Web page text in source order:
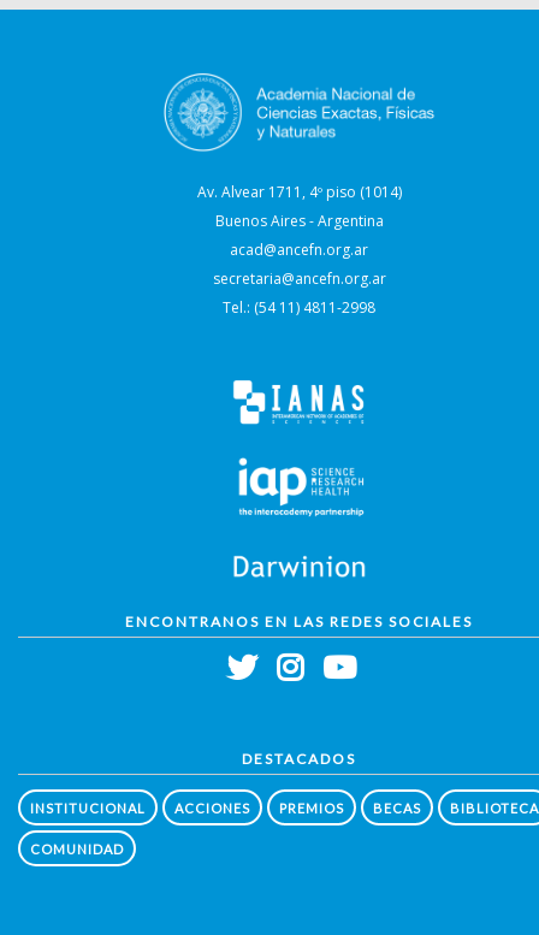
Av. Alvear 1711, 4º piso (1014)
Buenos Aires - Argentina
acad@ancefn.org.ar
secretaria@ancefn.org.ar
Tel.: (54 11) 4811-2998
ENCONTRANOS EN LAS REDES SOCIALES
DESTACADOS
INSTITUCIONAL ACCIONES PREMIOS BECAS BIBLIOTECA
COMUNIDAD